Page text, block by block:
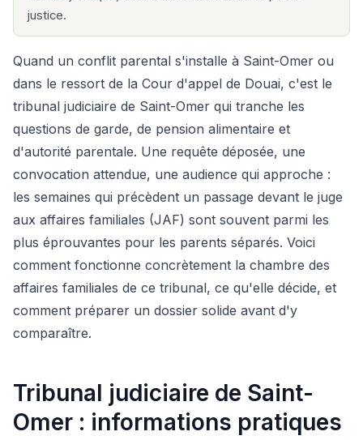
justice.
Quand un conflit parental s'installe à Saint-Omer ou
dans le ressort de la Cour d'appel de Douai, c'est le
tribunal judiciaire de Saint-Omer qui tranche les
questions de garde, de pension alimentaire et
d'autorité parentale. Une requête déposée, une
convocation attendue, une audience qui approche :
les semaines qui précèdent un passage devant le juge
aux affaires familiales (JAF) sont souvent parmi les
plus éprouvantes pour les parents séparés. Voici
comment fonctionne concrètement la chambre des
affaires familiales de ce tribunal, ce qu'elle décide, et
comment préparer un dossier solide avant d'y
comparaître.
Tribunal judiciaire de Saint-
Omer : informations pratiques